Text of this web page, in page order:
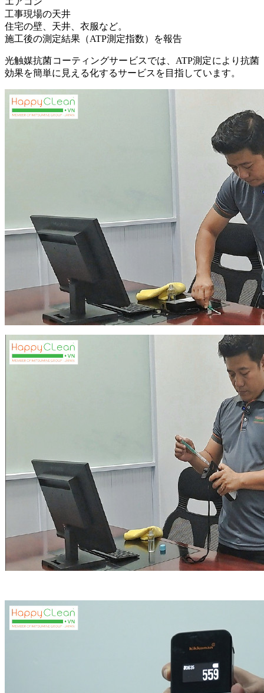
工事現場の天井
住宅の壁、天井、衣服など。
施工後の測定結果（ATP測定指数）を報告
光触媒抗菌コーティングサービスでは、ATP測定により抗菌
効果を簡単に見える化するサービスを目指しています。